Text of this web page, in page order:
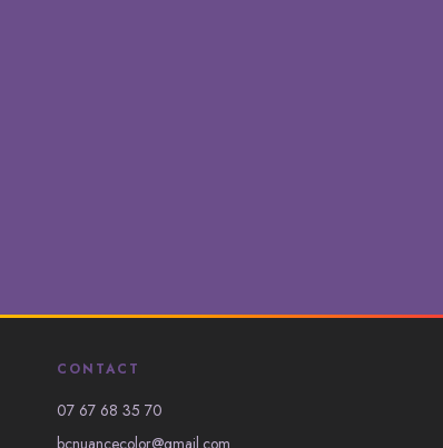
CONTACT
07 67 68 35 70
bcnuancecolor@gmail.com